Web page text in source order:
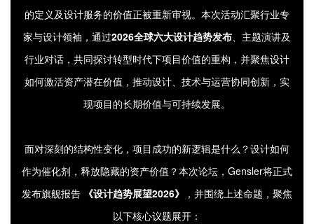
的定义及设计服务的价值正被重新审视。本次活动汇聚行业专
家与设计领袖，通过2026全球六大设计趋势发布 、主题演讲及
行业对话，共同探讨转型时代下项目价值的重构，并聚焦设计
如何激活资产潜在价值，推动设计、技术与运营协同创新，实
现项目的长期价值与可持续发展。
面对深刻的结构性变化，项目成功的新逻辑是什么？设计如何
作为催化剂，释放隐藏的资产价值？本次论坛，Gensler将正式
发布旗舰报告 《设计趋势展望2026》
，并围绕上述命题，聚焦
以下核心议题展开：